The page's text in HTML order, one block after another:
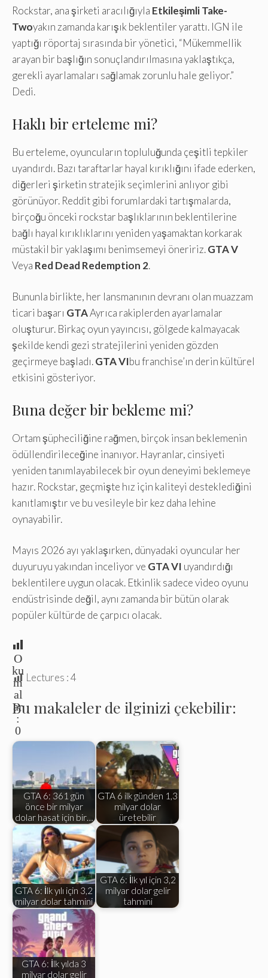
Rockstar, ana şirketi aracılığıyla Etkileşimli Take-
Twoyakın zamanda karışık beklentiler yarattı. IGN ile
yaptığı röportaj sırasında bir yönetici, “Mükemmellik
arayan bir başlığın sonuçlandırılmasına yaklaştıkça,
gerekli ayarlamaları sağlamak zorunlu hale geliyor.”
Dedi.
Haklı bir erteleme mi?
Bu erteleme, oyuncuların topluluğunda çeşitli tepkiler
uyandırdı. Bazı taraftarlar hayal kırıklığını ifade ederken,
diğerleri şirketin stratejik seçimlerini anlıyor gibi
görünüyor. Reddit gibi forumlardaki tartışmalarda,
birçoğu önceki rockstar başlıklarının beklentilerine
bağlı hayal kırıklıklarını yeniden yaşamaktan korkarak
müstakil bir yaklaşımı benimsemeyi öneririz.GTA V
Veya Red Dead Redemption 2.
Bununla birlikte, her lansmanının devranı olan muazzam
ticari başarı GTAAyrıca rakiplerden ayarlamalar
oluşturur. Birkaç oyun yayıncısı, gölgede kalmayacak
şekilde kendi gezi stratejilerini yeniden gözden
geçirmeye başladı.GTA VIbu franchise’ın derin kültürel
etkisini gösteriyor.
Buna değer bir bekleme mi?
Ortam şüpheciliğine rağmen, birçok insan beklemenin
ödüllendirileceğine inanıyor. Hayranlar, cinsiyeti
yeniden tanımlayabilecek bir oyun deneyimi beklemeye
hazır. Rockstar, geçmişte hız için kaliteyi desteklediğini
kanıtlamıştır ve bu vesileyle bir kez daha lehine
oynayabilir.
Mayıs 2026 ayı yaklaşırken, dünyadaki oyuncular her
duyuruyu yakından inceliyor ve GTA VI uyandırdığı
beklentilere uygun olacak. Etkinlik sadece video oyunu
endüstrisinde değil, aynı zamanda bir bütün olarak
popüler kültürde de çarpıcı olacak.
O
ku
m
al
ar
:
0
Lectures :4
Bu makaleler de ilginizi çekebilir:
GTA 6: 361 gün
önce bir milyar
dolar hasat için bir…
GTA 6 ilk günden 1,3
milyar dolar
üretebilir
GTA 6: İlk yılı için 3,2
milyar dolar tahmini
GTA 6: İlk yıl için 3,2
milyar dolar gelir
tahmini
GTA 6: İlk yılda 3
milyar dolar gelir